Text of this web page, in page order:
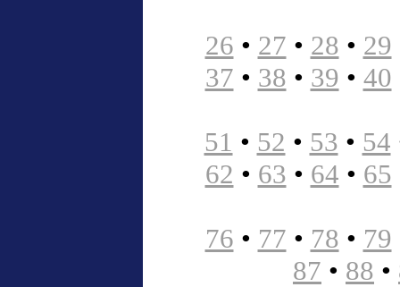
26 • 27 • 28 • 29
37 • 38 • 39 • 40
51 • 52 • 53 • 54
62 • 63 • 64 • 65
76 • 77 • 78 • 79
87 • 88 •